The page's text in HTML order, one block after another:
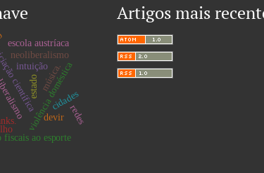
científicaviolência doméstica
neoliberalismo
escola austríaca
estado
fiscais ao esporte
devir
intuiçãomúsica.
cidades
redes
Artigos mais